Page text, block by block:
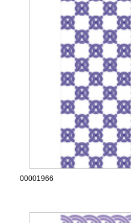
00001966